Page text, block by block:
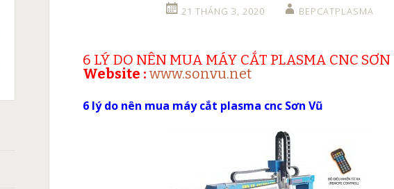
21 THÁNG 3, 2020 BEPCATPLASMA
6 LÝ DO NÊN MUA MÁY CẮT PLASMA CNC SƠN
Website : www.sonvu.net
6 lý do nên mua máy cắt plasma cnc Sơn Vũ